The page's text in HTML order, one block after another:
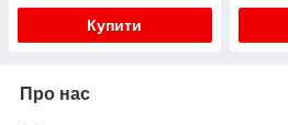
Купити
Про нас